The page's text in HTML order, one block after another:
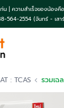
| ความสำเร็จของน้องคื
564-2554 (จันทร์ - เสา
: TCAS